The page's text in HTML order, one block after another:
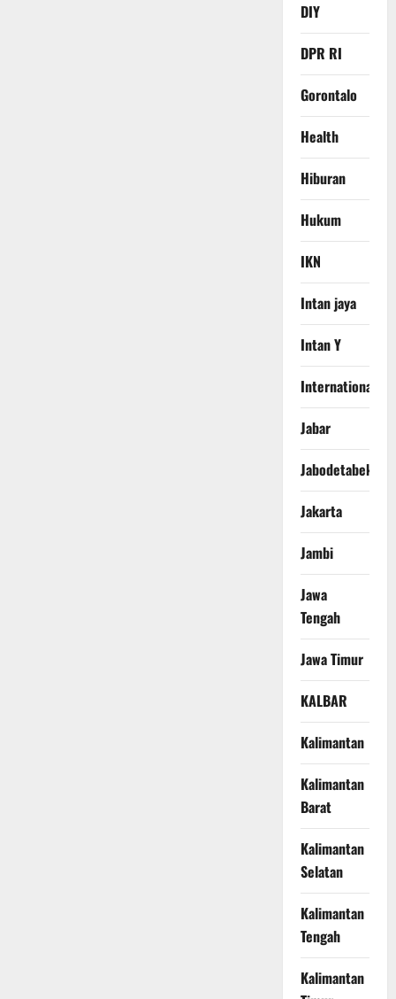
DIY
DPR RI
Gorontalo
Health
Hiburan
Hukum
IKN
Intan jaya
Intan Y
International
Jabar
Jabodetabek
Jakarta
Jambi
Jawa
Tengah
Jawa Timur
KALBAR
Kalimantan
Kalimantan
Barat
Kalimantan
Selatan
Kalimantan
Tengah
Kalimantan